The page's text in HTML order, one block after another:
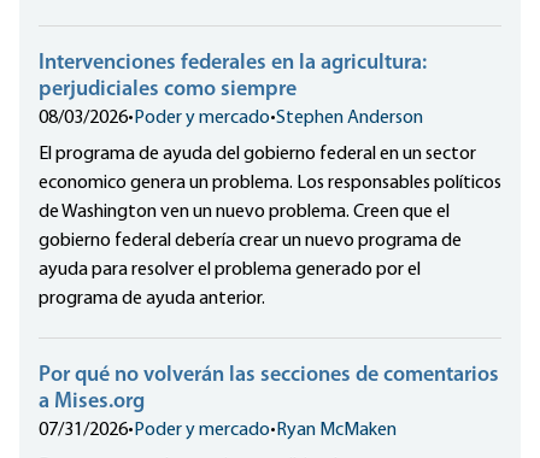
Intervenciones federales en la agricultura:
perjudiciales como siempre
08/03/2026• Poder y mercado•Stephen Anderson
El programa de ayuda del gobierno federal en un sector
economico genera un problema. Los responsables políticos
de Washington ven un nuevo problema. Creen que el
gobierno federal debería crear un nuevo programa de
ayuda para resolver el problema generado por el
programa de ayuda anterior.
Por qué no volverán las secciones de comentarios
a Mises.org
07/31/2026• Poder y mercado• Ryan McMaken